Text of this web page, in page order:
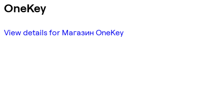
OneKey
View details for Магазин OneKey